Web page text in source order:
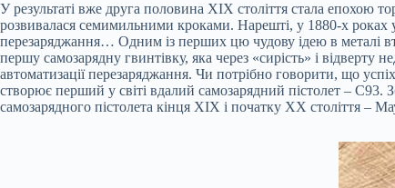
У результаті вже друга половина ХІХ століття стала епохою
розвивалася семимильними кроками. Нарешті, у 1880-х роках у
перезаряджання… Одним із перших цю чудову ідею в металі
першу самозарядну гвинтівку, яка через «сирість» і
автоматизації перезаряджання. Чи потрібно говорити, що
створює перший у світі вдалий самозарядний пістолет –
самозарядного пістолета кінця XIX і початку XX століття –